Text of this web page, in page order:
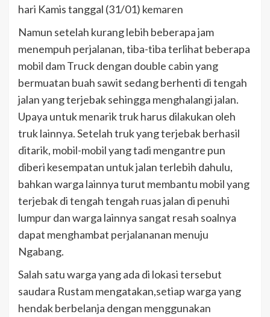
hari Kamis tanggal (31/01) kemaren
Namun setelah kurang lebih beberapa jam
menempuh perjalanan, tiba-tiba terlihat beberapa
mobil dam Truck dengan double cabin yang
bermuatan buah sawit sedang berhenti di tengah
jalan yang terjebak sehingga menghalangi jalan.
Upaya untuk menarik truk harus dilakukan oleh
truk lainnya. Setelah truk yang terjebak berhasil
ditarik, mobil-mobil yang tadi mengantre pun
diberi kesempatan untuk jalan terlebih dahulu,
bahkan warga lainnya turut membantu mobil yang
terjebak di tengah tengah ruas jalan di penuhi
lumpur dan warga lainnya sangat resah soalnya
dapat menghambat perjalananan menuju
Ngabang.
Salah satu warga yang ada di lokasi tersebut
saudara Rustam mengatakan,setiap warga yang
hendak berbelanja dengan menggunakan